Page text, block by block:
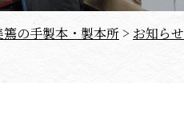
の手製本・製本所 > お知らせ